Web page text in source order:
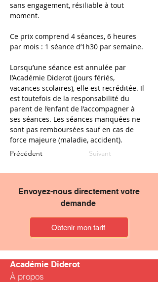
sans engagement, résiliable à tout
moment.
Ce prix comprend 4 séances, 6 heures
par mois : 1 séance d’1h30 par semaine.
Lorsqu’une séance est annulée par
l’Académie Diderot (jours fériés,
vacances scolaires), elle est recréditée. Il
est toutefois de la responsabilité du
parent de l’enfant de l'accompagner à
ses séances. Les séances manquées ne
sont pas remboursées sauf en cas de
force majeure (maladie, accident).
Précédent Suivant
Envoyez-nous directement votre
demande
Obtenir mon tarif
Académie Diderot
À propos